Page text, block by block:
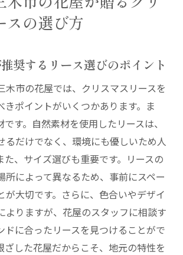
スの選び方
奨するリース選びのポイント
木市の花屋では、クリスマスリースを
きポイントがいくつかあります。ま
す。自然素材を使用したリースは、
るだけでなく、環境にも優しいため人
た、サイズ選びも重要です。リースの
所によって異なるため、事前にスペー
が大切です。さらに、色合いやデザイ
よりますが、花屋のスタッフに相談す
ドに合ったリースを見つけることがで
ざした花屋だからこそ、地元の特性を